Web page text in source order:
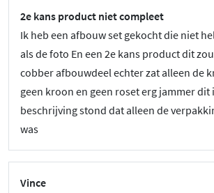
2e kans product niet compleet
Ik heb een afbouw set gekocht die niet
als de foto En een 2e kans product dit
cobber afbouwdeel echter zat alleen de
geen kroon en geen roset erg jammer dit
beschrijving stond dat alleen de
was
Vince